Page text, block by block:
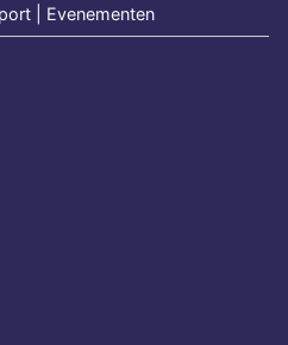
| Evenementen